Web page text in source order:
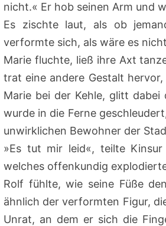
nicht.« Er hob seinen Arm und
Es zischte laut, als ob
verformte sich, als wäre es
Marie fluchte, ließ ihre Axt
trat eine andere Gestalt
Marie bei der Kehle, glitt
wurde in die Ferne
unwirklichen Bewohner der
»Es tut mir leid«, teilte
welches offenkundig
Rolf fühlte, wie seine Füße
ähnlich der verformten Figur,
Unrat, an dem er sich die